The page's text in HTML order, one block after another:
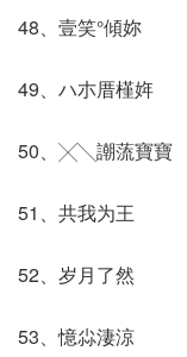
48、壹笑°傾妳
49、ハ朩厝槿姩
50、╳╲謿蓅寶寶
51、共我为王
52、岁月了然
53、憶尛淒涼